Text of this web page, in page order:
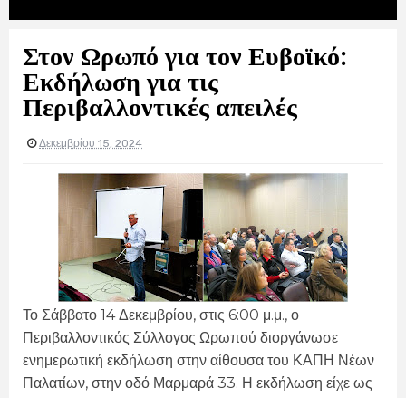
Στον Ωρωπό για τον Ευβοϊκό:
Εκδήλωση για τις
Περιβαλλοντικές απειλές
Δεκεμβρίου 15, 2024
Το Σάββατο 14 Δεκεμβρίου, στις 6:00 μ.μ., ο
Περιβαλλοντικός Σύλλογος Ωρωπού διοργάνωσε
ενημερωτική εκδήλωση στην αίθουσα του ΚΑΠΗ Νέων
Παλατίων, στην οδό Μαρμαρά 33. Η εκδήλωση είχε ως